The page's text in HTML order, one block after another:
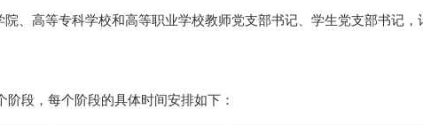
、高等专科学校和高等职业学校教师党支部书记、学生党支部书记，
段，每个阶段的具体时间安排如下：